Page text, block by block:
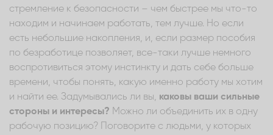
стремление к безопасности – чем быстрее мы что-то
находим и начинаем работать, тем лучше. Но если
есть небольшие накопления, и, если размер пособия
по безработице позволяет, все-таки лучше немного
воспротивиться этому инстинкту и дать себе больше
времени, чтобы понять, какую именно работу мы хотим
и найти ее. Задумывались ли вы, каковы ваши сильные
стороны и интересы? Можно ли объединить их в одну
рабочую позицию? Поговорите с людьми, у которых